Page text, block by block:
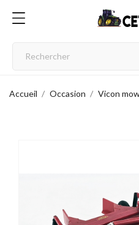
Accueil Occasion Vicon